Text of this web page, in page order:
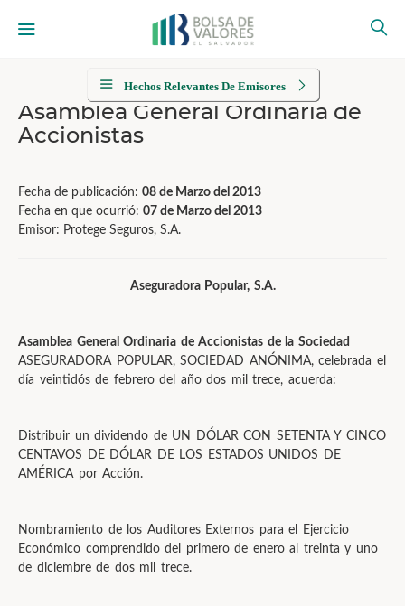
Hechos Relevantes De Emisores
Asamblea General Ordinaria de
Accionistas
Fecha de publicación: 08 de Marzo del 2013
Fecha en que ocurrió: 07 de Marzo del 2013
Emisor: Protege Seguros, S.A.
Aseguradora Popular, S.A.
Asamblea General Ordinaria de Accionistas de la Sociedad
ASEGURADORA POPULAR, SOCIEDAD ANÓNIMA, celebrada el
día veintidós de febrero del año dos mil trece, acuerda:
Distribuir un dividendo de UN DÓLAR CON SETENTA Y CINCO
CENTAVOS DE DÓLAR DE LOS ESTADOS UNIDOS DE
AMÉRICA por Acción.
Nombramiento de los Auditores Externos para el Ejercicio
Económico comprendido del primero de enero al treinta y uno
de diciembre de dos mil trece.